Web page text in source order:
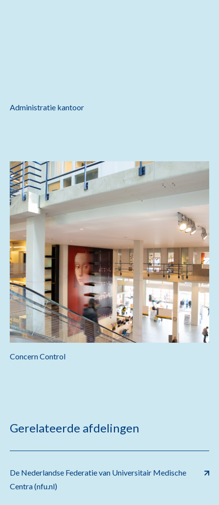
Administratie kantoor
Concern Control
Gerelateerde afdelingen
De Nederlandse Federatie van Universitair Medische
Centra (nfu.nl)